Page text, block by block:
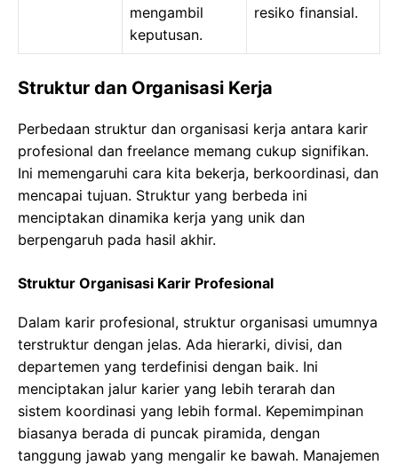
mengambil
keputusan.
resiko finansial.
Struktur dan Organisasi Kerja
Perbedaan struktur dan organisasi kerja antara karir
profesional dan freelance memang cukup signifikan.
Ini memengaruhi cara kita bekerja, berkoordinasi, dan
mencapai tujuan. Struktur yang berbeda ini
menciptakan dinamika kerja yang unik dan
berpengaruh pada hasil akhir.
Struktur Organisasi Karir Profesional
Dalam karir profesional, struktur organisasi umumnya
terstruktur dengan jelas. Ada hierarki, divisi, dan
departemen yang terdefinisi dengan baik. Ini
menciptakan jalur karier yang lebih terarah dan
sistem koordinasi yang lebih formal. Kepemimpinan
biasanya berada di puncak piramida, dengan
tanggung jawab yang mengalir ke bawah. Manajemen